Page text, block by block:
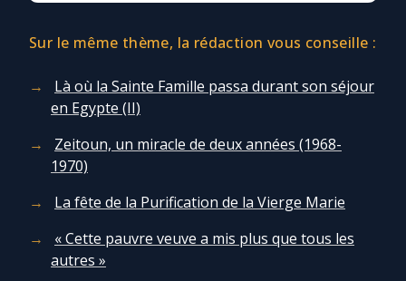
Sur le même thème, la rédaction vous conseille :
Là où la Sainte Famille passa durant son séjour
en Egypte (II)
Zeitoun, un miracle de deux années (1968-
1970)
La fête de la Purification de la Vierge Marie
« Cette pauvre veuve a mis plus que tous les
autres »